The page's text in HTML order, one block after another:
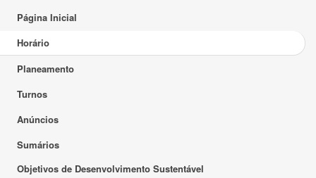
Página Inicial
Horário
Planeamento
Turnos
Anúncios
Sumários
Objetivos de Desenvolvimento Sustentável